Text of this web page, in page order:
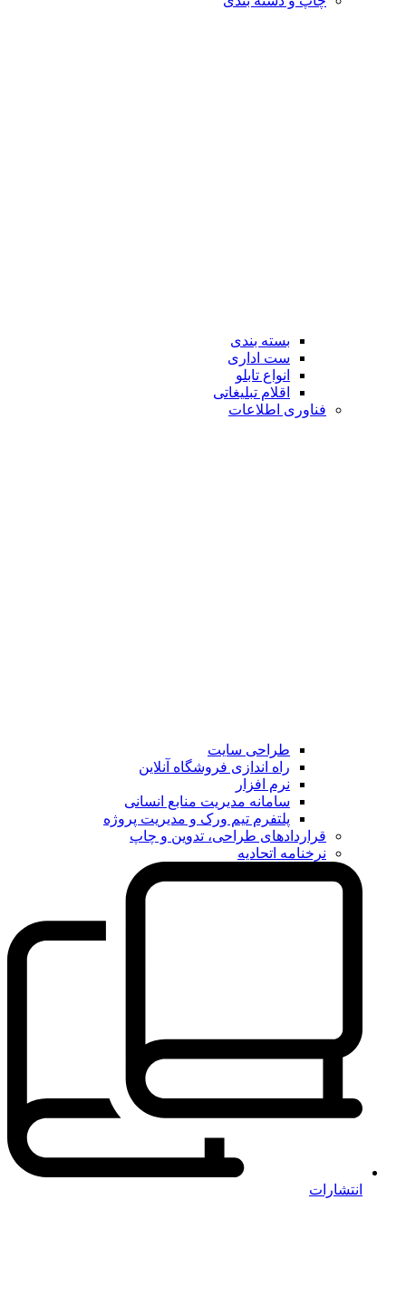
بسته بندی
ست اداری
انواع تابلو
اقلام تبلیغاتی
فناوری اطلاعات
طراحی سایت
راه اندازی فروشگاه آنلاین
نرم افزار
سامانه مدیریت منابع انسانی
پلتفرم تیم ورک و مدیریت پروژه
قراردادهای طراحی، تدوین و چاپ
نرخنامه اتحادیه
انتشارات